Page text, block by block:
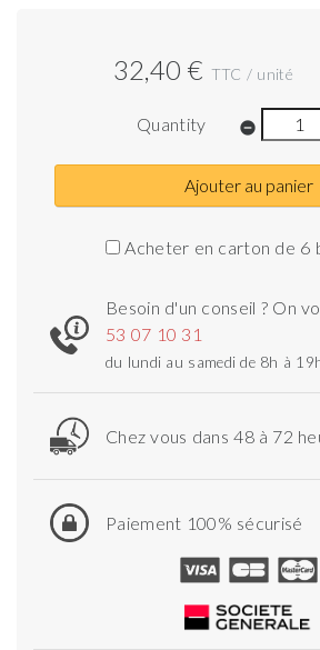
32,40 € TTC / unité
Quantity remove_circle
Ajouter au panier
Acheter en carton de 6
Besoin d'un conseil ? On
53 07 10 31
du lundi au samedi de 8h à
Chez vous dans 48 à 72
Paiement 100% sécurisé